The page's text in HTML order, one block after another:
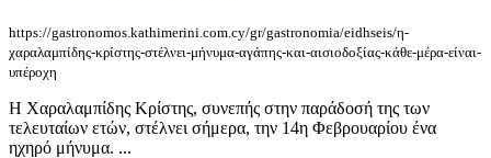
https://gastronomos.kathimerini.com.cy/gr/gastronomia/eidhseis/η-
χαραλαμπίδης-κρίστης-στέλνει-μήνυμα-αγάπης-και-αισιοδοξίας-κάθε-μέρα-είναι-
υπέροχη
Η Χαραλαμπίδης Κρίστης, συνεπής στην παράδοσή της των
τελευταίων ετών, στέλνει σήμερα, την 14η Φεβρουαρίου ένα
ηχηρό μήνυμα. ...